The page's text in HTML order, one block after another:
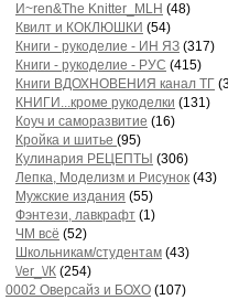
И~ren&The Knitter_MLH (48)
Квилт и КОКЛЮШКИ (54)
Книги - рукоделие - ИН ЯЗ (317)
Книги - рукоделие - РУС (415)
Книги ВДОХНОВЕНИЯ канал ТГ
КНИГИ...кроме рукоделки (131)
Коуч и саморазвитие (16)
Кройка и шитье (95)
Кулинария РЕЦЕПТЫ (306)
Лепка, Моделизм и Рисунок (43)
Мужские издания (55)
Фэнтези, лавкрафт (1)
ЧМ всё (52)
Школьникам/студентам (43)
\/еr_\/К (254)
0002 Оверсайз и БОХО (107)